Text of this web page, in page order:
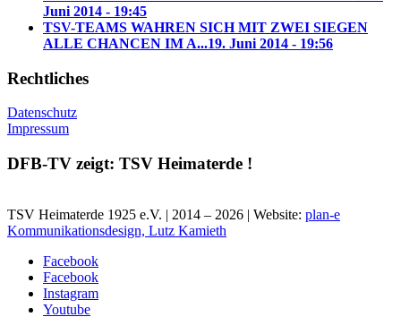
Juni 2014 - 19:45
TSV-TEAMS WAHREN SICH MIT ZWEI SIEGEN
ALLE CHANCEN IM A...19. Juni 2014 - 19:56
Rechtliches
Datenschutz
Impressum
DFB-TV zeigt: TSV Heimaterde !
TSV Heimaterde 1925 e.V. | 2014 – 2026 | Website: plan-e
Kommunikationsdesign, Lutz Kamieth
Facebook
Facebook
Instagram
Youtube